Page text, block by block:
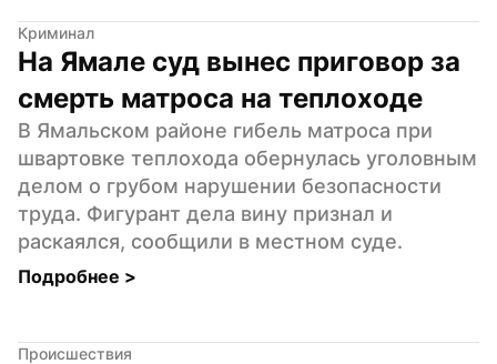
Криминал
На Ямале суд вынес приговор за
смерть матроса на теплоходе
В Ямальском районе гибель матроса при
швартовке теплохода обернулась уголовным
делом о грубом нарушении безопасности
труда. Фигурант дела вину признал и
раскаялся, сообщили в местном суде.
Подробнее >
Происшествия